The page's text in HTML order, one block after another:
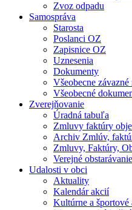
Zvoz odpadu
Samospráva
Starosta
Poslanci OZ
Zapisnice OZ
Uznesenia
Dokumenty
Všeobecne závazné
Všeobecné
Zverejňovanie
Úradná tabuľa
Zmluvy faktúry
Archiv Zmlúv,
Zmluvy, Faktúry,
Verejné obstarávanie
Udalosti v obci
Aktuality
Kalendár akcií
Kultúrne a športové